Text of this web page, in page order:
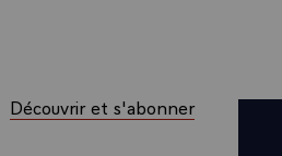
Découvrir et s'abonner